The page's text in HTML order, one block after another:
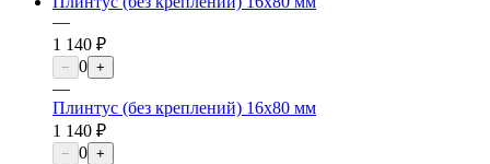
—
1 140 ₽
− 0 +
—
Плинтус (без креплений) 16х80 мм
1 140 ₽
− 0 +